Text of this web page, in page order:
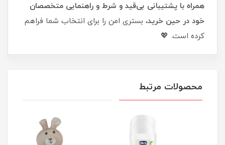
همراه با پشتیبانی بی‌قید و شرط و راهنمایی متخصصان
خود در حین خرید، بستری امن را برای انتخاب شما فراهم
کرده است. 💖
محصولات مرتبط